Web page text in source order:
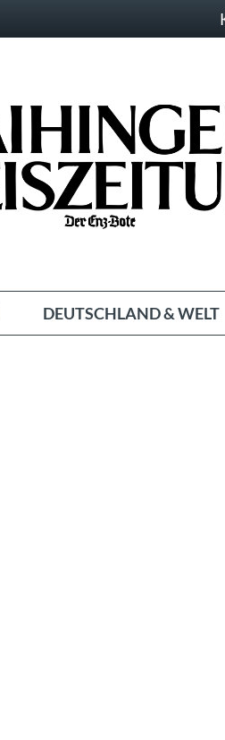
DEUTSCHLAND & WELT